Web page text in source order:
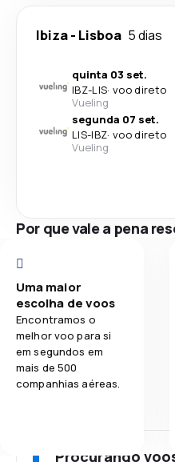
Ibiza- Lisboa 5 dias
quinta 03 set.
IBZ-LIS· voo direto
Vueling
segunda 07 set.
LIS-IBZ· voo direto
Vueling
Por que vale a pena
Uma maior
escolha de voos
Encontramos o
melhor voo para si
em segundos em
mais de 500
companhias aéreas.
Procurando